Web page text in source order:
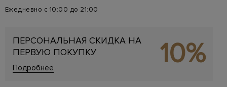
Ежедневно с 10:00 до 21:00
ПЕРСОНАЛЬНАЯ СКИДКА НА
ПЕРВУЮ ПОКУПКУ
Подробнее 10%